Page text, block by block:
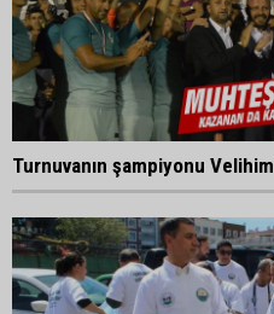
Turnuvanın şampiyonu